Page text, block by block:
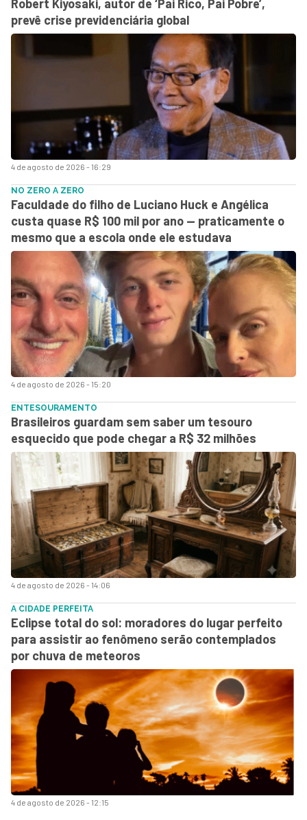
4 de agosto de 2026 - 16:29
Robert Kiyosaki, autor de ‘Pai Rico, Pai Pobre’,
prevê crise previdenciária global
4 de agosto de 2026 - 15:20
NO ZERO A ZERO
Faculdade do filho de Luciano Huck e Angélica
custa quase R$ 100 mil por ano — praticamente o
mesmo que a escola onde ele estudava
4 de agosto de 2026 - 14:06
ENTESOURAMENTO
Brasileiros guardam sem saber um tesouro
esquecido que pode chegar a R$ 32 milhões
4 de agosto de 2026 - 12:15
A CIDADE PERFEITA
Eclipse total do sol: moradores do lugar perfeito
para assistir ao fenômeno serão contemplados
por chuva de meteoros